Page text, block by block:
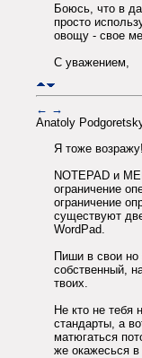
Боюсь, что в
просто
овощу - свое
С уважением,
← →
Anatoly
Я тоже возражу!
NOTEPAD и
ограничение
ограничение
существуют
WordPad.
Пиши в свои но
собственный,
твоих.
Не кто не тебя
стандарты, а
матюгаться
же окажесься в